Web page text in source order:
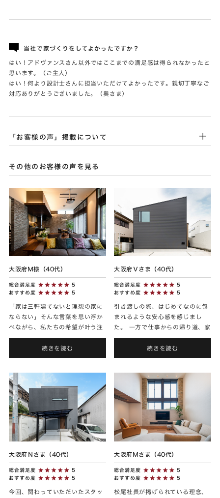
当社で家づくりをしてよかったですか？
はい！アドヴァンスさん以外ではここまでの満足感は得られなかったと
思います。（ご主人）
はい！何より設計士さんに担当いただけてよかったです。親切丁寧なご
対応ありがとうございました。（奥さま）
「お客様の声」掲載について
その他のお客様の声を見る
大阪府Ｍ様（40代）
総合満足度
5
おすすめ度
5
「家は三軒建てないと理想の家に
ならない」そんな言葉を思い浮か
べながら、私たちの希望が叶う注
文建築の会社を１年ほど探しまし
た。 家の出来の良し悪しは、施主
の希望を上手く伝えることがで...
続きを読む
大阪府Ｖさま（40代）
総合満足度
5
おすすめ度
5
引き渡しの際、はじめてなのに包
まれるような安心感を感じまし
た。 一方で仕事からの帰り道、家
の明かりを見ると「あ〜あの家は
我が家なんだ〜」とはじめてのデ
ートに向かうように心が高鳴り...
続きを読む
大阪府Ｎさま（40代）
総合満足度
5
おすすめ度
5
今回、関わっていただいたスタッ
大阪府Ｍさま（40代）
総合満足度
5
おすすめ度
5
松尾社長が掲げられている理念、